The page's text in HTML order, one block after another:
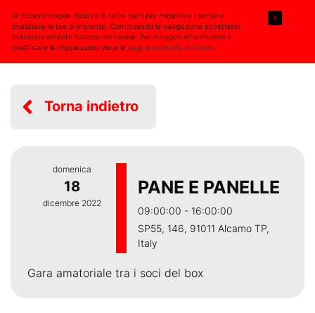
Torna indietro
domenica
18
dicembre 2022
PANE E PANELLE
09:00:00 - 16:00:00
SP55, 146, 91011 Alcamo TP,
Italy
Gara amatoriale tra i soci del box
Utilizziamo cookie nostri e di terze parti per migliorare i servizi e
analizzare le tue preferenze. Continuando la navigazione accetterai
automaticamente l’utilizzo dei cookie. Per maggiori informazioni e
modificare le impostazioni visita lapagina dedicata ai cookie
X